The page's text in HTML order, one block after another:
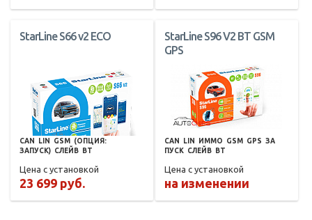
StarLine S66 v2 ECO
CAN LIN GSM (ОПЦИЯ:
ЗАПУСК) СЛЕЙВ BT
Цена с установкой
23 699 руб.
StarLine S96 V2 BT GSM
GPS
CAN LIN ИММО GSM GPS ЗА
ПУСК СЛЕЙВ BT
Цена с установкой
на изменении